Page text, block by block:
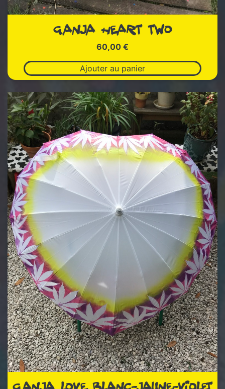
GANJA HEART TWO
60,00 €
Ajouter au panier